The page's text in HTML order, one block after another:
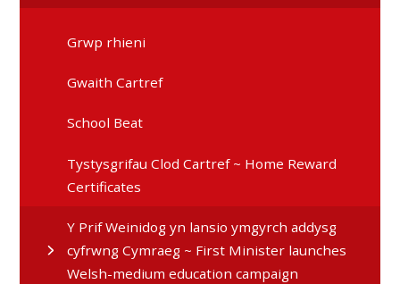
Grwp rhieni
Gwaith Cartref
School Beat
Tystysgrifau Clod Cartref ~ Home Reward
Certificates
Y Prif Weinidog yn lansio ymgyrch addysg
cyfrwng Cymraeg ~ First Minister launches
Welsh-medium education campaign